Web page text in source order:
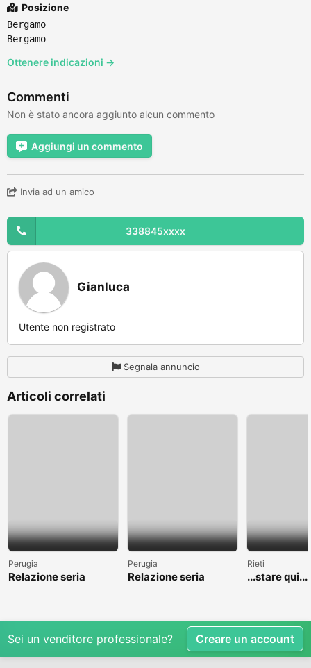
Posizione
Bergamo
Bergamo
Ottenere indicazioni →
Commenti
Non è stato ancora aggiunto alcun commento
Aggiungi un commento
Invia ad un amico
338845xxxx
Gianluca
Utente non registrato
Segnala annuncio
Articoli correlati
Perugia
Relazione seria
Perugia
Relazione seria
Rieti
...stare qui....
Sei un venditore professionale? Creare un account